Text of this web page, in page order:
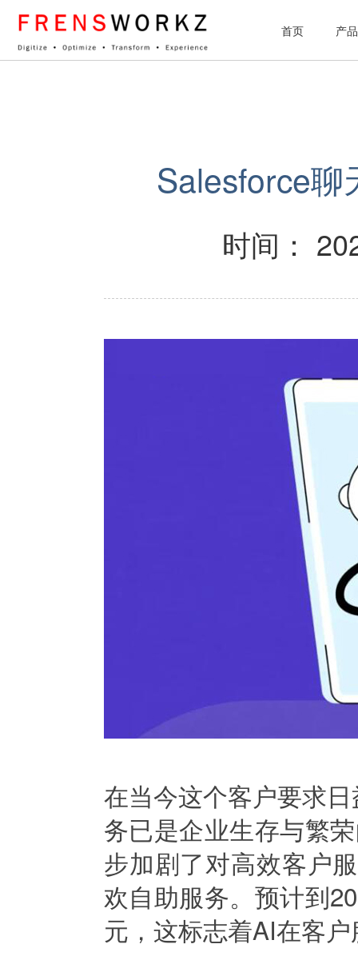
网站统计 首页 产品
Salesforce
时间：
在当今这个客户要求
务已是企业生存与繁
步加剧了对高效客户
欢自助服务。预计到
元，这标志着AI在客